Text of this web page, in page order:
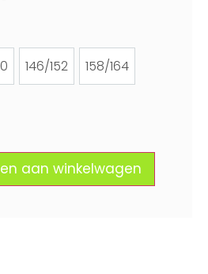
146/152
146/152
158/164
158/164
aan winkelwagen